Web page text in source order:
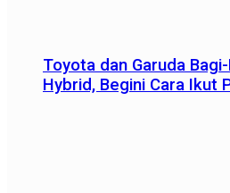
Toyota dan Garuda
Hybrid, Begini Cara Ikut